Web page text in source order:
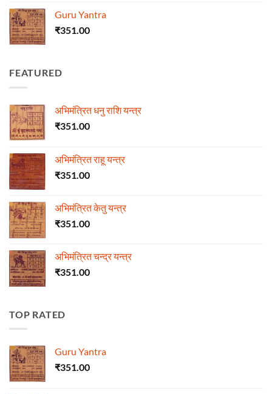
Guru Yantra
₹351.00
FEATURED
अभिमंत्रित धनु राशि यन्त्र
₹351.00
अभिमंत्रित राहू यन्त्र
₹351.00
अभिमंत्रित केतु यन्त्र
₹351.00
अभिमंत्रित चन्द्र यन्त्र
₹351.00
TOP RATED
Guru Yantra
₹351.00